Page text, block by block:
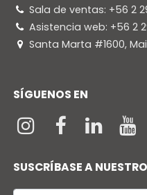
Sala de ventas: +56 2
Asistencia web: +56 2
Santa Marta #1600,
SÍGUENOS EN
SUSCRÍBASE A